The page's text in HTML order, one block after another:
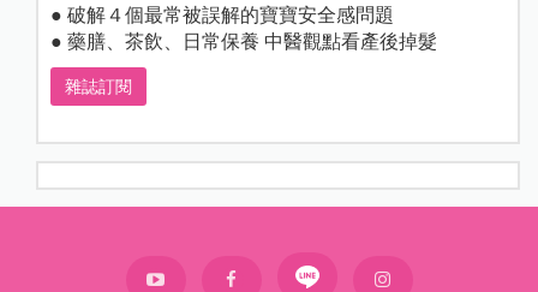
● 破解４個最常被誤解的寶寶安全感問題
● 藥膳、茶飲、日常保養 中醫觀點看產後掉髮
雜誌訂閱